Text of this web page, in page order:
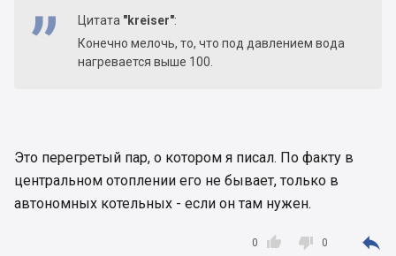
Цитата "kreiser":
Конечно мелочь, то, что под давлением вода
нагревается выше 100.
Это перегретый пар, о котором я писал. По факту в
центральном отоплении его не бывает, только в
автономных котельных - если он там нужен.

0  0 